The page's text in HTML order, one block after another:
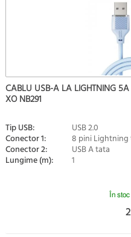
CABLU USB-A LA LIGHTNING
XO NB291
Tip USB: USB 2.0
Conector 1: 8 pini Lightning
Conector 2: USB A tata
Lungime (m): 1
În